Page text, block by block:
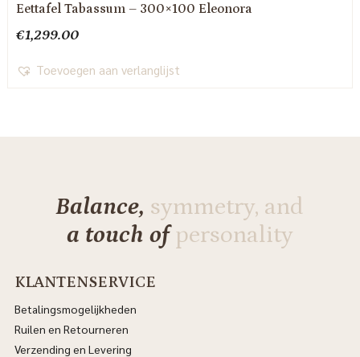
Eettafel Tabassum – 300×100 Eleonora
€1,299.00
Toevoegen aan verlanglijst
Balance, symmetry, and
a touch ofpersonality
KLANTENSERVICE
Betalingsmogelijkheden
Ruilen en Retourneren
Verzending en Levering